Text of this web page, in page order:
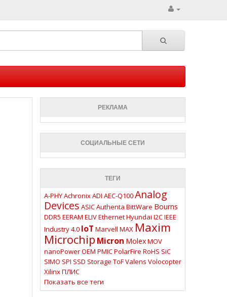
РЕКЛАМА
СОЦИАЛЬНЫЕ СЕТИ
ТЕГИ
A-PHYAchronixADI AEC-Q100Analog
Devices ASICAuthenta BittWare Bourns
DDR5 EERAM ELIVEthernetHyundai I2CIEEE
Industry 4.0 IoT Marvell MAX Maxim
Microchip Micron MolexMOV
nanoPowerOEM PMICPolarFire RoHS SiC
SIMO SPI SSD Storage ToFValens Volocopter
XilinxПЛИС
Показать все теги